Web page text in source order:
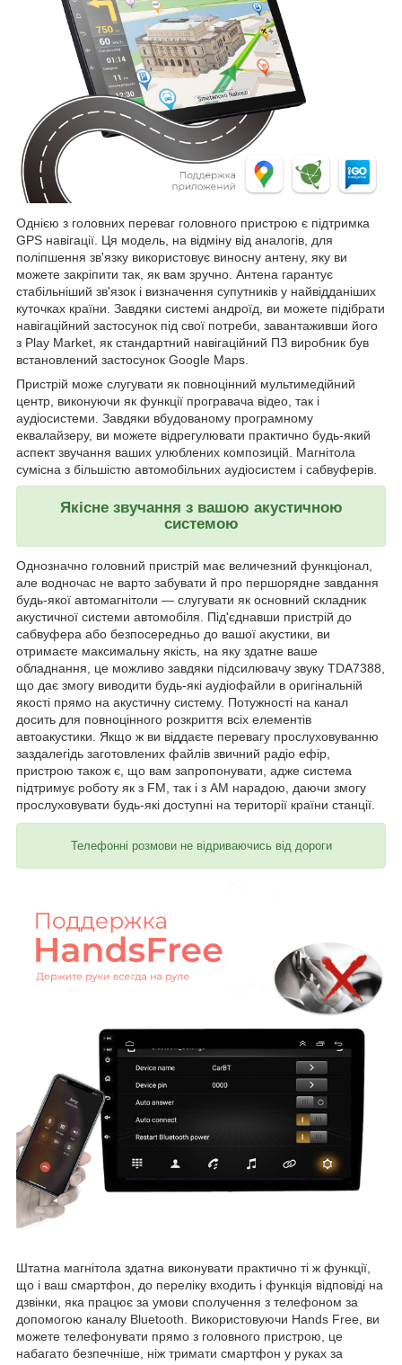
Однією з головних переваг головного пристрою є підтримка
GPS навігації. Ця модель, на відміну від аналогів, для
поліпшення зв'язку використовує виносну антену, яку ви
можете закріпити так, як вам зручно. Антена гарантує
стабільніший зв'язок і визначення супутників у найвідданіших
куточках країни. Завдяки системі андроїд, ви можете підібрати
навігаційний застосунок під свої потреби, завантаживши його
з Play Market, як стандартний навігаційний ПЗ виробник був
встановлений застосунок Google Maps.
Пристрій може слугувати як повноцінний мультимедійний
центр, виконуючи як функції програвача відео, так і
аудіосистеми. Завдяки вбудованому програмному
еквалайзеру, ви можете відрегулювати практично будь-який
аспект звучання ваших улюблених композицій. Магнітола
сумісна з більшістю автомобільних аудіосистем і сабвуферів.
Якісне звучання з вашою акустичною
системою
Однозначно головний пристрій має величезний функціонал,
але водночас не варто забувати й про першорядне завдання
будь-якої автомагнітоли — слугувати як основний складник
акустичної системи автомобіля. Під'єднавши пристрій до
сабвуфера або безпосередньо до вашої акустики, ви
отримаєте максимальну якість, на яку здатне ваше
обладнання, це можливо завдяки підсилювачу звуку TDA7388,
що дає змогу виводити будь-які аудіофайли в оригінальній
якості прямо на акустичну систему. Потужності на канал
досить для повноцінного розкриття всіх елементів
автоакустики. Якщо ж ви віддаєте перевагу прослуховуванню
заздалегідь заготовлених файлів звичний радіо ефір,
пристрою також є, що вам запропонувати, адже система
підтримує роботу як з FM, так і з AM нарадою, даючи змогу
прослуховувати будь-які доступні на території країни станції.
Телефонні розмови не відриваючись від дороги
Штатна магнітола здатна виконувати практично ті ж функції,
що і ваш смартфон, до переліку входить і функція відповіді на
дзвінки, яка працює за умови сполучення з телефоном за
допомогою каналу Bluetooth. Використовуючи Hands Free, ви
можете телефонувати прямо з головного пристрою, це
набагато безпечніше, ніж тримати смартфон у руках за